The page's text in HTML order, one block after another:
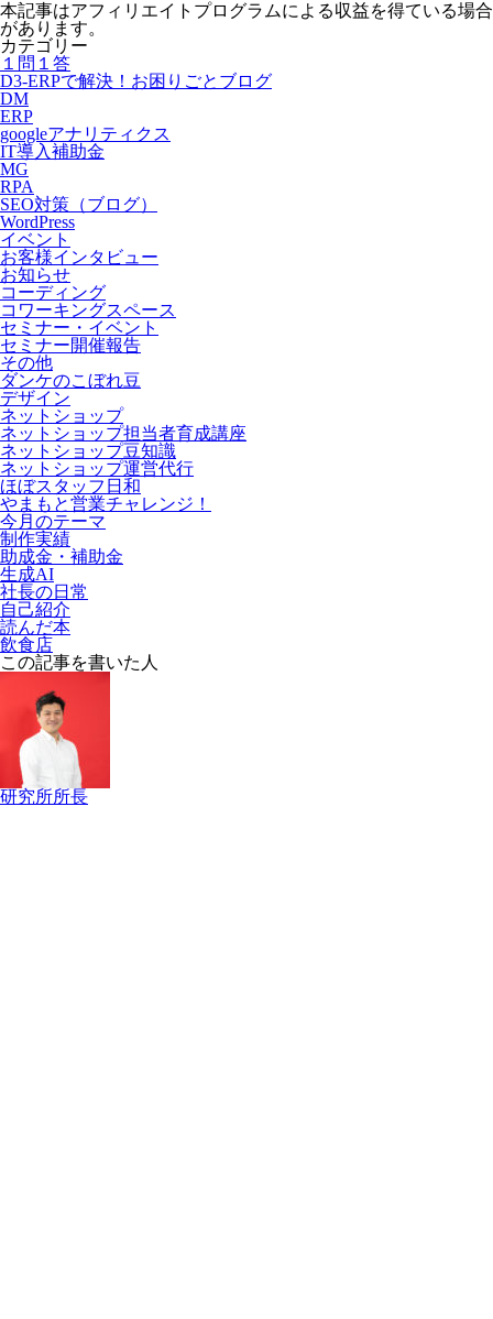
本記事はアフィリエイトプログラムによる収益を得ている場合
があります。
カテゴリー
１問１答
D3-ERPで解決！お困りごとブログ
DM
ERP
googleアナリティクス
IT導入補助金
MG
RPA
SEO対策（ブログ）
WordPress
イベント
お客様インタビュー
お知らせ
コーディング
コワーキングスペース
セミナー・イベント
セミナー開催報告
その他
ダンケのこぼれ豆
デザイン
ネットショップ
ネットショップ担当者育成講座
ネットショップ豆知識
ネットショップ運営代行
ほぼスタッフ日和
やまもと営業チャレンジ！
今月のテーマ
制作実績
助成金・補助金
生成AI
社長の日常
自己紹介
読んだ本
飲食店
この記事を書いた人
研究所所長